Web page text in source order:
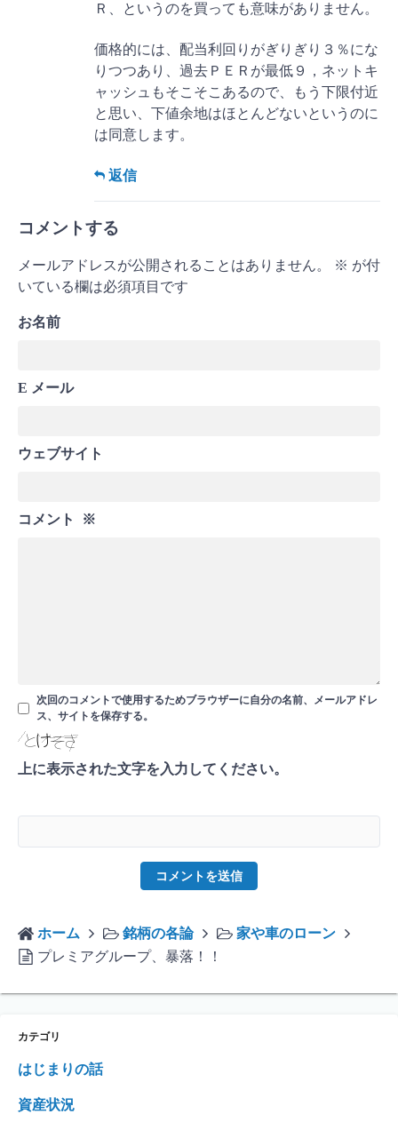
Ｒ、というのを買っても意味がありません。
価格的には、配当利回りがぎりぎり３％にな
りつつあり、過去ＰＥＲが最低９，ネットキ
ャッシュもそこそこあるので、もう下限付近
と思い、下値余地はほとんどないというのに
は同意します。
返信
コメントする
メールアドレスが公開されることはありません。 ※ が付
いている欄は必須項目です
お名前
E メール
ウェブサイト
コメント ※
次回のコメントで使用するためブラウザーに自分の名前、メールアドレ
ス、サイトを保存する。
上に表示された文字を入力してください。
ホーム 銘柄の各論
家や車のローン
プレミアグループ、暴落！！
カテゴリ
はじまりの話
資産状況